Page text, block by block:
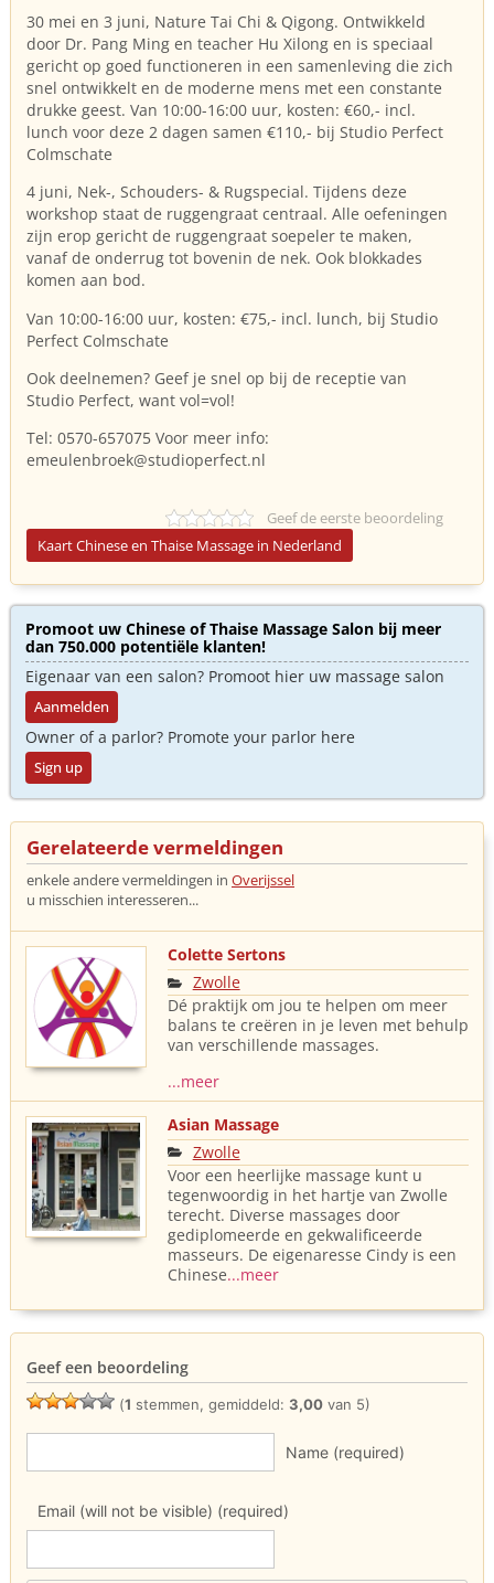
30 mei en 3 juni, Nature Tai Chi & Qigong. Ontwikkeld
door Dr. Pang Ming en teacher Hu Xilong en is speciaal
gericht op goed functioneren in een samenleving die zich
snel ontwikkelt en de moderne mens met een constante
drukke geest. Van 10:00-16:00 uur, kosten: €60,- incl.
lunch voor deze 2 dagen samen €110,- bij Studio Perfect
Colmschate
4 juni, Nek-, Schouders- & Rugspecial. Tijdens deze
workshop staat de ruggengraat centraal. Alle oefeningen
zijn erop gericht de ruggengraat soepeler te maken,
vanaf de onderrug tot bovenin de nek. Ook blokkades
komen aan bod.
Van 10:00-16:00 uur, kosten: €75,- incl. lunch, bij Studio
Perfect Colmschate
Ook deelnemen? Geef je snel op bij de receptie van
Studio Perfect, want vol=vol!
Tel: 0570-657075 Voor meer info:
emeulenbroek@studioperfect.nl
Geef de eerste beoordeling
Kaart Chinese en Thaise Massage in Nederland
Promoot uw Chinese of Thaise Massage Salon bij meer
dan 750.000 potentiële klanten!
Eigenaar van een salon? Promoot hier uw massage salon
Aanmelden
Owner of a parlor? Promote your parlor here
Sign up
Gerelateerde vermeldingen
enkele andere vermeldingen in Overijssel
u misschien interesseren...
Colette Sertons
Zwolle
Dé praktijk om jou te helpen om meer
balans te creëren in je leven met behulp
van verschillende massages.
...meer
Asian Massage
Zwolle
Voor een heerlijke massage kunt u
tegenwoordig in het hartje van Zwolle
terecht. Diverse massages door
gediplomeerde en gekwalificeerde
masseurs. De eigenaresse Cindy is een
Chinese...meer
Geef een beoordeling
(1 stemmen, gemiddeld: 3,00 van 5)
Name (required)
Email (will not be visible) (required)